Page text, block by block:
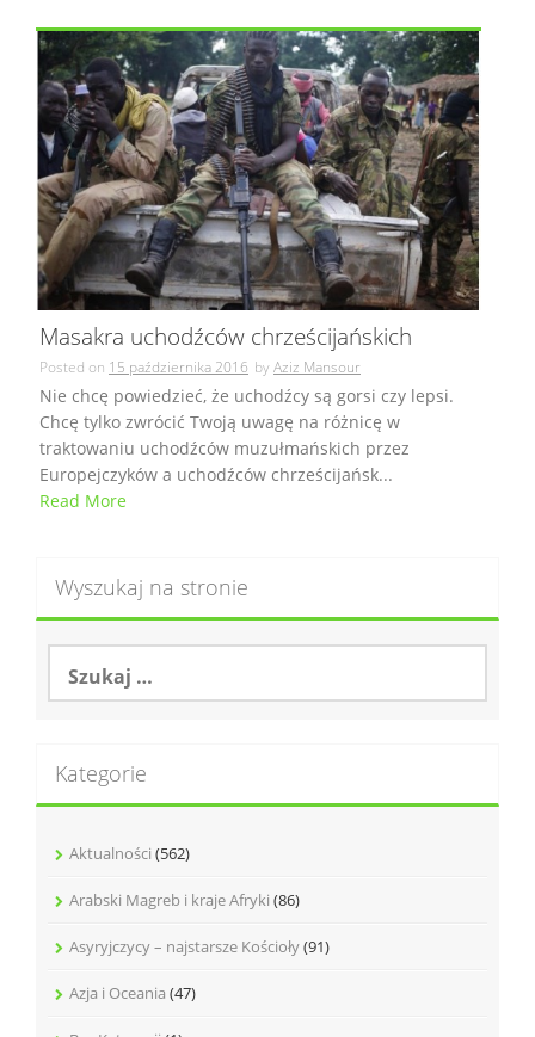
Masakra uchodźców chrześcijańskich
Posted on 15 października 2016 byAziz Mansour
Nie chcę powiedzieć, że uchodźcy są gorsi czy lepsi.
Chcę tylko zwrócić Twoją uwagę na różnicę w
traktowaniu uchodźców muzułmańskich przez
Europejczyków a uchodźców chrześcijańsk...
Read More
Wyszukaj na stronie
u
:
Kategorie
Aktualności (562)
Arabski Magreb i kraje Afryki (86)
Asyryjczycy – najstarsze Kościoły(91)
Azja i Oceania (47)